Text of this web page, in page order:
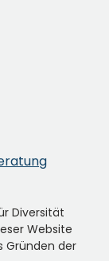
Diversität
Website
Gründen der